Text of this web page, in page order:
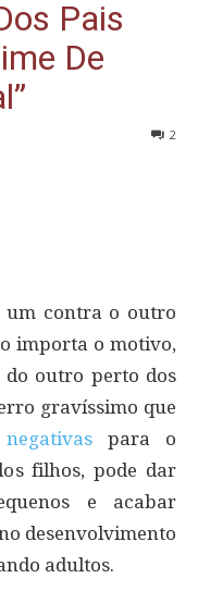
Pais
De
2
um contra o outro
importa o motivo,
outro perto dos
gravíssimo que
negativas para o
filhos, pode dar
e acabar
desenvolvimento
adultos.